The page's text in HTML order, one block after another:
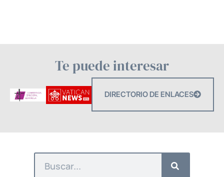
Te puede interesar
DIRECTORIO DE ENLACES